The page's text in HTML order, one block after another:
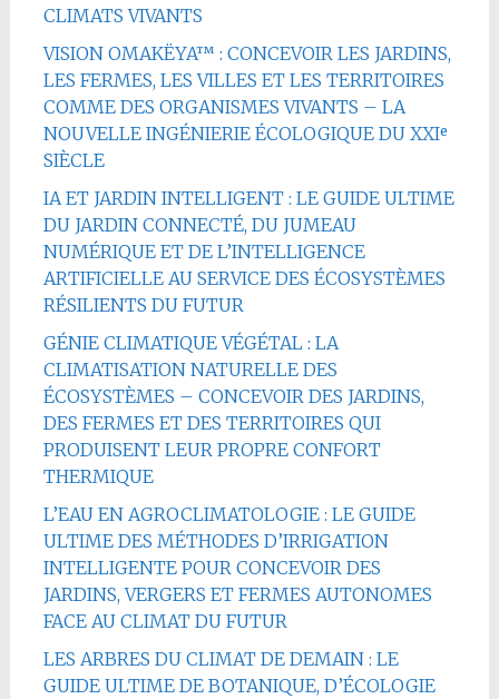
CLIMATS VIVANTS
VISION OMAKËYA™ : CONCEVOIR LES JARDINS,
LES FERMES, LES VILLES ET LES TERRITOIRES
COMME DES ORGANISMES VIVANTS – LA
NOUVELLE INGÉNIERIE ÉCOLOGIQUE DU XXIᵉ
SIÈCLE
IA ET JARDIN INTELLIGENT : LE GUIDE ULTIME
DU JARDIN CONNECTÉ, DU JUMEAU
NUMÉRIQUE ET DE L’INTELLIGENCE
ARTIFICIELLE AU SERVICE DES ÉCOSYSTÈMES
RÉSILIENTS DU FUTUR
GÉNIE CLIMATIQUE VÉGÉTAL : LA
CLIMATISATION NATURELLE DES
ÉCOSYSTÈMES – CONCEVOIR DES JARDINS,
DES FERMES ET DES TERRITOIRES QUI
PRODUISENT LEUR PROPRE CONFORT
THERMIQUE
L’EAU EN AGROCLIMATOLOGIE : LE GUIDE
ULTIME DES MÉTHODES D’IRRIGATION
INTELLIGENTE POUR CONCEVOIR DES
JARDINS, VERGERS ET FERMES AUTONOMES
FACE AU CLIMAT DU FUTUR
LES ARBRES DU CLIMAT DE DEMAIN : LE
GUIDE ULTIME DE BOTANIQUE, D’ÉCOLOGIE